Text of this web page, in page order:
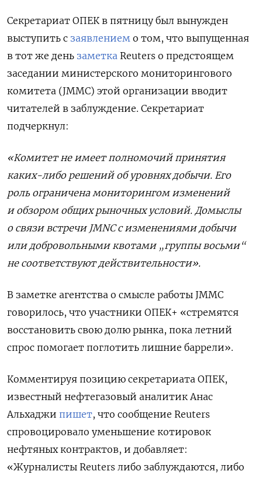
Секретариат ОПЕК в пятницу был вынужден
выступить с заявлением о том, что выпущенная
в тот же день заметка Reuters о предстоящем
заседании министерского мониторингового
комитета (JMMC) этой организации вводит
читателей в заблуждение. Секретариат
подчеркнул:
«Комитет не имеет полномочий принятия
каких-либо решений об уровнях добычи. Его
роль ограничена мониторингом изменений
и обзором общих рыночных условий. Домыслы
о связи встречи JMNCс изменениями добычи
или добровольными квотами „группы восьми“
не соответствуют действительности».
В заметке агентства о смысле работы JMMC
говорилось, что участники ОПЕК+ «стремятся
восстановить свою долю рынка, пока летний
спрос помогает поглотить лишние баррели».
Комментируя позицию секретариата ОПЕК,
известный нефтегазовый аналитик Анас
Альхаджи пишет, что сообщение Reuters
спровоцировало уменьшение котировок
нефтяных контрактов, и добавляет:
«Журналисты Reuters либо заблуждаются, либо